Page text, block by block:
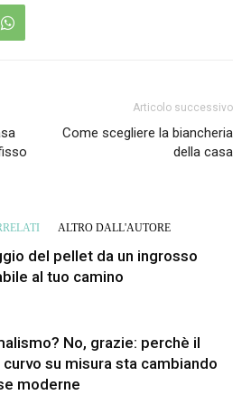
Articolo successivo
Come scegliere la biancheria
della casa
ALTRO DALL'AUTORE
del pellet da un ingrosso
al tuo camino
No, grazie: perchè il
su misura sta cambiando
moderne